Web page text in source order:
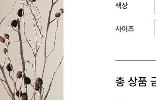
색상
사이즈
총 상품